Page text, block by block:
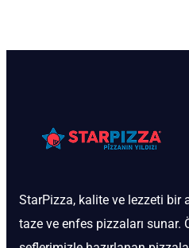
StarPizza, kalite ve lezzeti bir
taze ve enfes pizzaları sunar.